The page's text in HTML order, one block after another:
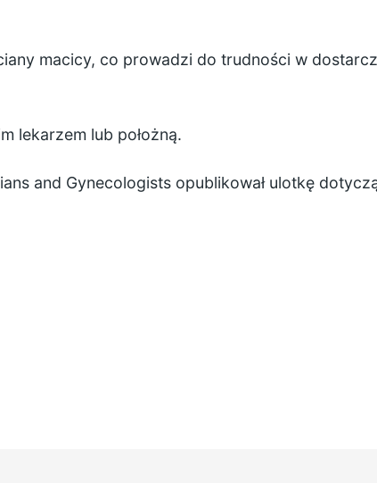
macicy, co prowadzi do trudności w
lekarzem lub położną.
and Gynecologists opublikował ulotkę